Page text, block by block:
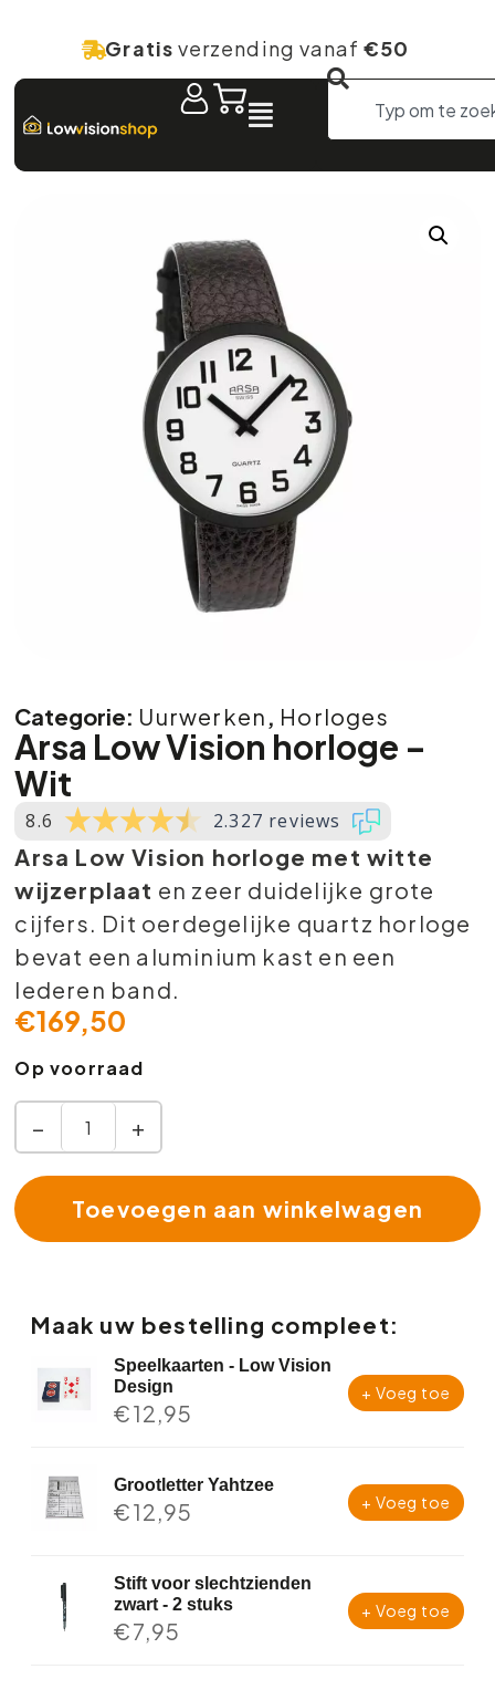
Gratis verzending vanaf €50
Categorie: Uurwerken , Horloges
Arsa Low Vision horloge –
Wit
8.6 2.327 reviews
Arsa Low Vision horloge met witte
wijzerplaat en zeer duidelijke grote
cijfers. Dit oerdegelijke quartz horloge
bevat een aluminium kast en een
lederen band.
€169,50
Op voorraad
− +
Toevoegen aan winkelwagen
Maak uw bestelling compleet:
Speelkaarten - Low Vision
Design
€12,95
+ Voeg toe
Grootletter Yahtzee
€12,95 + Voeg toe
Stift voor slechtzienden
zwart - 2 stuks
€7,95
+ Voeg toe